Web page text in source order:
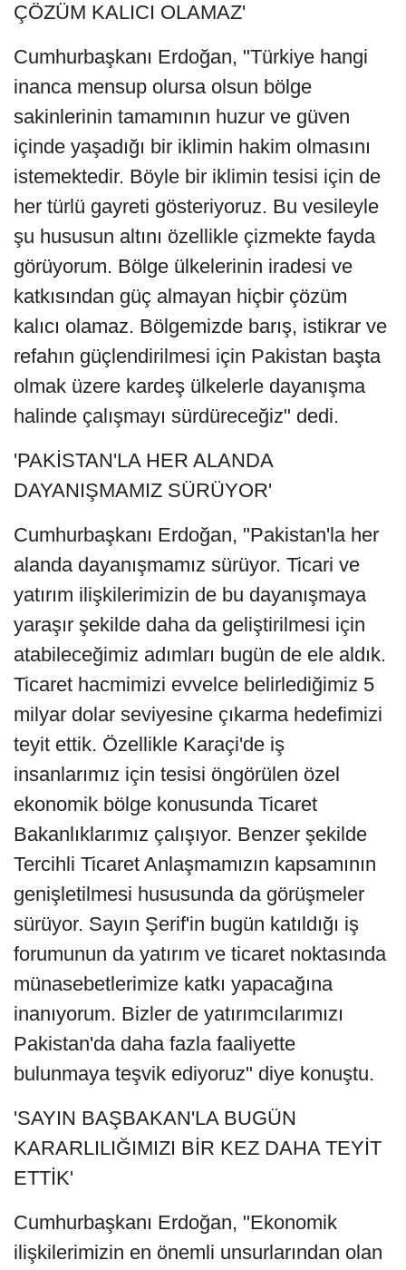
ÇÖZÜM KALICI OLAMAZ'
Cumhurbaşkanı Erdoğan, "Türkiye hangi
inanca mensup olursa olsun bölge
sakinlerinin tamamının huzur ve güven
içinde yaşadığı bir iklimin hakim olmasını
istemektedir. Böyle bir iklimin tesisi için de
her türlü gayreti gösteriyoruz. Bu vesileyle
şu hususun altını özellikle çizmekte fayda
görüyorum. Bölge ülkelerinin iradesi ve
katkısından güç almayan hiçbir çözüm
kalıcı olamaz. Bölgemizde barış, istikrar ve
refahın güçlendirilmesi için Pakistan başta
olmak üzere kardeş ülkelerle dayanışma
halinde çalışmayı sürdüreceğiz" dedi.
'PAKİSTAN'LA HER ALANDA
DAYANIŞMAMIZ SÜRÜYOR'
Cumhurbaşkanı Erdoğan, "Pakistan'la her
alanda dayanışmamız sürüyor. Ticari ve
yatırım ilişkilerimizin de bu dayanışmaya
yaraşır şekilde daha da geliştirilmesi için
atabileceğimiz adımları bugün de ele aldık.
Ticaret hacmimizi evvelce belirlediğimiz 5
milyar dolar seviyesine çıkarma hedefimizi
teyit ettik. Özellikle Karaçi'de iş
insanlarımız için tesisi öngörülen özel
ekonomik bölge konusunda Ticaret
Bakanlıklarımız çalışıyor. Benzer şekilde
Tercihli Ticaret Anlaşmamızın kapsamının
genişletilmesi hususunda da görüşmeler
sürüyor. Sayın Şerif'in bugün katıldığı iş
forumunun da yatırım ve ticaret noktasında
münasebetlerimize katkı yapacağına
inanıyorum. Bizler de yatırımcılarımızı
Pakistan'da daha fazla faaliyette
bulunmaya teşvik ediyoruz" diye konuştu.
'SAYIN BAŞBAKAN'LA BUGÜN
KARARLILIĞIMIZI BİR KEZ DAHA TEYİT
ETTİK'
Cumhurbaşkanı Erdoğan, "Ekonomik
ilişkilerimizin en önemli unsurlarından olan